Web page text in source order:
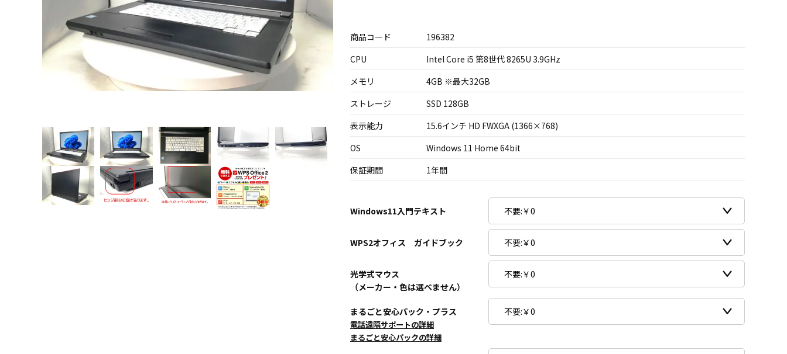
商品コード
196382
CPU
Intel Core i5 第8世代 8265U 3.9GHz
メモリ
4GB ※最大32GB
ストレージ
SSD 128GB
表示能力
15.6インチ HD FWXGA (1366×768)
OS
Windows 11 Home 64bit
保証期間
1年間
Windows11入門テキスト
WPS2オフィス ガイドブック
光学式マウス
（メーカー・色は選べません）
まるごと安心パック・プラス
電話遠隔サポートの詳細
まるごと安心パックの詳細